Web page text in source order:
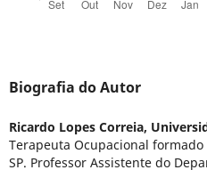
Biografia do Autor
Ricardo Lopes Correia,
Terapeuta Ocupacional
SP. Professor Assistente do